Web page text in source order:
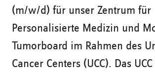
(m/w/d) für unser Zentrum für
Personalisierte Medizin und
Tumorboard im Rahmen des
Cancer Centers (UCC). Das